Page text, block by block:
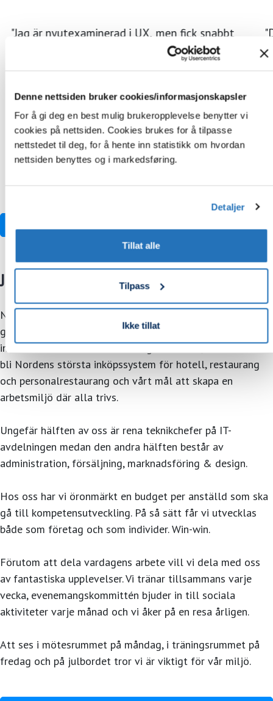
Denne nettsiden bruker cookies/informasjonskapsler
For å gi deg en best mulig brukeropplevelse benytter vi
cookies på nettsiden. Cookies brukes for å tilpasse
nettstedet til deg, for å hente inn statistikk om hvordan
nettsiden benyttes og i markedsføring.
Detaljer
Tillat alle
Tilpass
Ikke tillat
"Jag är nyutexaminerad i UX, men fick snabbt
egna ansvarsområden. Det är väldigt lärorikt.
Jag gillar att samarbeta med resten av UX-
bra arbetsmiljö!"
Tanya
Jobb på Millum!
När du arbetar i Millum blir du en del av en mångsidig
grupp på 40 personer, med olika arbetsuppgifter och
intressen. Vi har ändå två saker gemensamt; vårt mål att
bli Nordens största inköpssystem för hotell, restaurang
och personalrestaurang och vårt mål att skapa en
arbetsmiljö där alla trivs.
Ungefär hälften av oss är rena teknikchefer på IT-
avdelningen medan den andra hälften består av
administration, försäljning, marknadsföring & design.
Hos oss har vi öronmärkt en budget per anställd som ska
gå till kompetensutveckling. På så sätt får vi utvecklas
både som företag och som individer. Win-win.
Förutom att dela vardagens arbete vill vi dela med oss ​​
av fantastiska upplevelser. Vi tränar tillsammans varje
vecka, evenemangskommittén bjuder in till sociala
aktiviteter varje månad och vi åker på en resa årligen.
Att ses i mötesrummet på måndag, i träningsrummet på
fredag ​​och på julbordet tror vi är viktigt för vår miljö.